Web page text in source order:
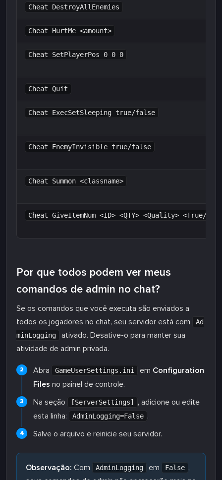
Cheat DestroyAllEnemies
Cheat HurtMe <amount>
Cheat SetPlayerPos 0 0 0
Cheat Quit
Cheat ExecSetSleeping true/false
Cheat EnemyInvisible true/false
Cheat Summon <classname>
Cheat GiveItemNum <ID> <QTY> <Quality> <True/
Por que todos podem ver meus
comandos de admin no chat?
Se os comandos que você executa são enviados a
todos os jogadores no chat, seu servidor está com
Ad
minLogging
ativado. Desative-o para manter sua
atividade de admin privada.
Abra GameUserSettings.ini em Configuration
Files no painel de controle.
Na seção
[ServerSettings]
, adicione ou edite
esta linha:
AdminLogging=False .
Salve o arquivo e reinicie seu servidor.
Observação: Com AdminLogging em False ,